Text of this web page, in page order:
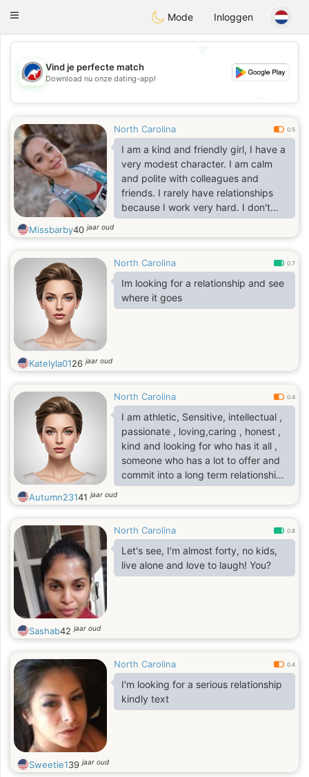
AustraliaChat
Toggle
Mode Inloggen
💖
💕
Vind je perfecte match
Download nu onze dating-app!
North Carolina 0.5
I am a kind and friendly girl, I have a
very modest character. I am calm
and polite with colleagues and
friends. I rarely have relationships
because I work very hard. I don't
have a big family, I'm completely
alone. I'm looking for my happiness
Missbarby40jaar oud
North Carolina 0.7
Im looking for a relationship and see
where it goes
Katelyla0126jaar oud
North Carolina 0.4
I am athletic, Sensitive, intellectual ,
passionate , loving,caring , honest ,
kind and looking for who has it all ,
someone who has a lot to offer and
commit into a long term relationship
with me .someone real and unique
Autumn23141jaar oud
North Carolina 0.8
Let's see, I'm almost forty, no kids,
live alone and love to laugh! You?
Sashab42jaar oud
North Carolina 0.4
I'm looking for a serious relationship
kindly text
Sweetie139jaar oud